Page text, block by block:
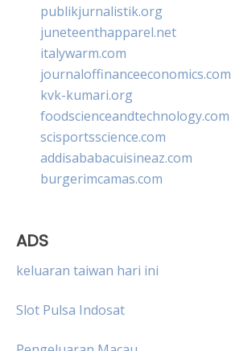
publikjurnalistik.org
juneteenthapparel.net
italywarm.com
journaloffinanceeconomics.com
kvk-kumari.org
foodscienceandtechnology.com
scisportsscience.com
addisababacuisineaz.com
burgerimcamas.com
ADS
keluaran taiwan hari ini
Slot Pulsa Indosat